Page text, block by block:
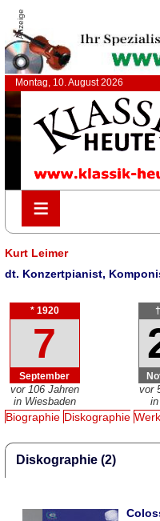
Anzeige
Montag, 10. August 2026
≡
≡
Kurt Leimer
dt. Konzertpianist,
* 1920
7
September
vor 106 Jahren
in Wiesbaden
vor
Biographie Diskographie
Diskographie (2)